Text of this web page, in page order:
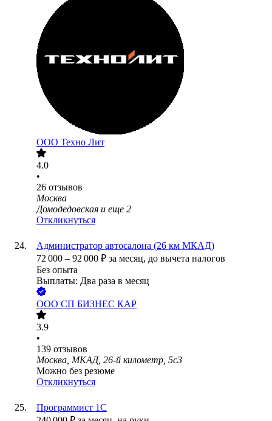
ООО Техно Лит
4.0
•
26 отзывов
Москва
Домодедовская и еще 2
Откликнуться
Администратор автосалона (26 км МКАД)
72 000 – 92 000 ₽ за месяц, до вычета налогов
Без опыта
Выплаты: Два раза в месяц
ООО СП БИЗНЕС КАР
3.9
•
139 отзывов
Москва, МКАД, 26-й километр, 5с3
Можно без резюме
Откликнуться
Программист 1С